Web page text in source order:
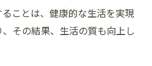
ことは、健康的な生活を実現
その結果、生活の質も向上し